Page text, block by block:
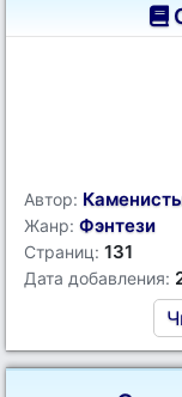
Автор:
Жанр: Фэнтези
Страниц: 131
Дата добавления: